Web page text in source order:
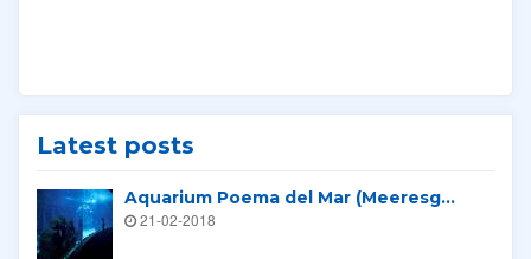
Latest posts
Aquarium Poema del Mar (Meeresg...
21-02-2018